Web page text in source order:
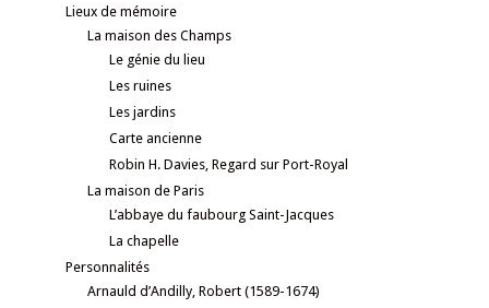
Lieux de mémoire
La maison des Champs
Le génie du lieu
Les ruines
Les jardins
Carte ancienne
Robin H. Davies, Regard sur Port-Royal
La maison de Paris
L’abbaye du faubourg Saint-Jacques
La chapelle
Personnalités
Arnauld d’Andilly, Robert (1589-1674)